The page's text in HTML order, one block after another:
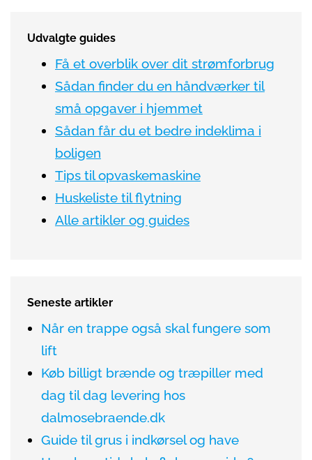
Udvalgte guides
Få et overblik over dit strømforbrug
Sådan finder du en håndværker til
små opgaver i hjemmet
Sådan får du et bedre indeklima i
boligen
Tips til opvaskemaskine
Huskeliste til flytning
Alle artikler og guides
Seneste artikler
Når en trappe også skal fungere som
lift
Køb billigt brænde og træpiller med
dag til dag levering hos
dalmosebraende.dk
Guide til grus i indkørsel og have